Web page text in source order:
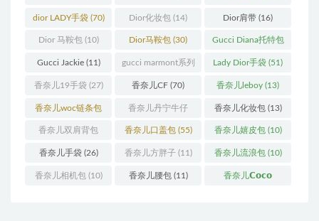
(11) (31)
dior LADY手袋(70) Dior化妆包 (14) Dior肩带 (16)
Dior 马鞍包(10) Dior马鞍包 (30) Gucci Diana托特包
(11)
Gucci Jackie(11) gucci marmont系列
(19)
Lady Dior手袋 (51)
香奈儿19手袋 (27) 香奈儿CF (70) 香奈儿leboy (13)
香奈儿woc链条包
(11)
香奈儿丹宁牛仔
(12)
香奈儿化妆包(13)
香奈儿双肩背包
(13)
香奈儿口盖包(55) 香奈儿嬉皮包(10)
香奈儿手袋(26) 香奈儿方胖子(11) 香奈儿流浪包(10)
香奈儿相机包(10) 香奈儿腰包(11) 香奈儿𝗖𝗼𝗰𝗼